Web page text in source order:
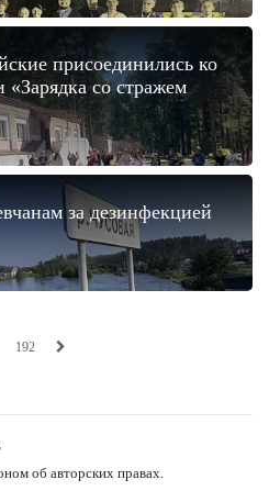
присоединились ко
«Зарядка со стражем
за дезинфекцией
192
об авторских правах.